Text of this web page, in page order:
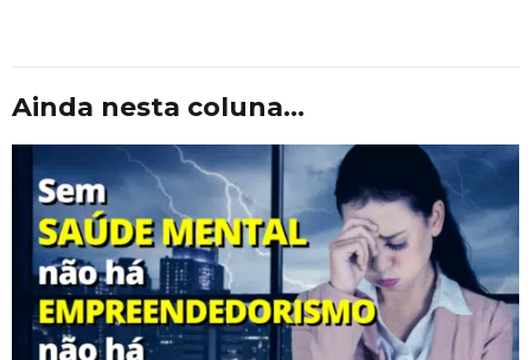
Ainda nesta coluna...